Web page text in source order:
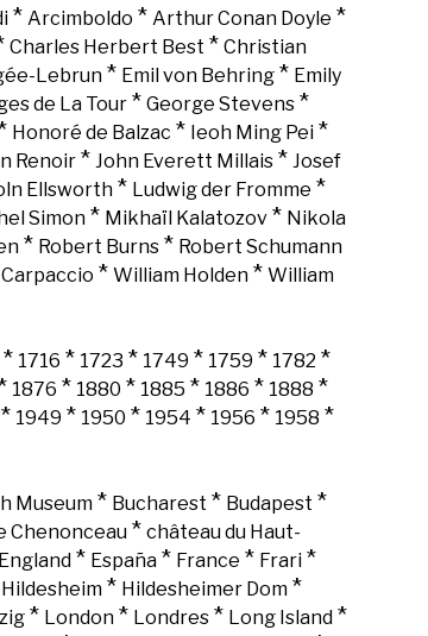
* Arcimboldo * Arthur Conan Doyle *
Charles Herbert Best * Christian
Lebrun* Emil von Behring* Emily
de La Tour* George Stevens*
Honoré de Balzac * Ieoh Ming Pei*
Renoir * John Everett Millais * Josef
Ellsworth * Ludwig der Fromme *
Simon * Mikhaïl Kalatozov * Nikola
* Robert Burns * Robert Schumann
* William Holden * William
* 1716 * 1723 * 1749 * 1759 * 1782 *
1876 * 1880 * 1885 * 1886 * 1888 *
* 1949 * 1950 * 1954 * 1956 * 1958 *
Museum* Bucharest * Budapest *
Chenonceau* château du Haut-
England * España * France * Frari *
Hildesheim * Hildesheimer Dom *
* London* Londres* Long Island*